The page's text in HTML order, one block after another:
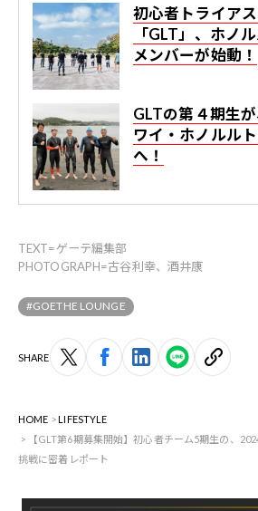
初心者トライア
「GLT」、ホノ
メンバーが始動！
GLTの第４期生
ワイ・ホノルル
へ！
TEXT=ゲーテ編集部
PHOTOGRAPH=古谷利幸、酒井康
#GOETHE LOUNGE
SHARE
HOME
LIFESTYLE
【GLT第6期募集開始】初心者チーム5期生の、
挑戦に密着レポート